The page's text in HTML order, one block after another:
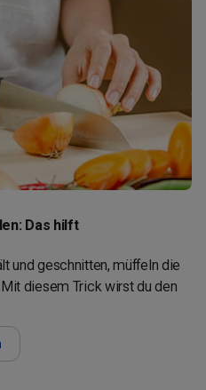
Das hilft
und geschnitten, müffeln die
Mit diesem Trick wirst du den